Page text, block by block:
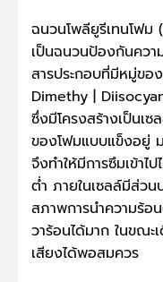
ฉนวนโพลียูรีเทนโฟ
เป็นฉนวนป้องกันคว
สารประกอบที่มีหมู่ข
Dimethy |
ซึ่งมีโครงสร้างเป็น
ของโฟมแบบแข็งอยู่
จึงทำให้มีการซึมเข้าไ
ต่ำ ภายในเซลล์มีส่ว
สภาพการนำความร้อ
วาร้อนได้มาก ในขณ
เสียงได้พอสมควร